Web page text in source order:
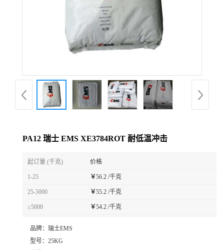
PA12 瑞士 EMS XE3784ROT 耐低温冲击
起订量 (千克) 价格
1-25 ￥56.2 /千克
25-5000 ￥55.2 /千克
≥5000 ￥54.2 /千克
品牌： 瑞士EMS
型号： 25KG